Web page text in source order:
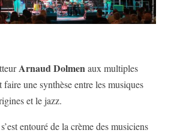
Arnaud Dolmen aux multiples
une synthèse entre les musiques
et le jazz.
entouré de la crème des musiciens